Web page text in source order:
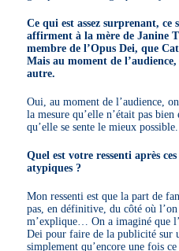
Ce qui est assez surprenant,
affirment à la mère de Janine
membre de l’Opus Dei, que
Mais au moment de
autre.
Oui, au moment de l’audience,
la mesure qu’elle n’était pas
qu’elle se sente le mieux possible.
Quel est votre ressenti après
atypiques ?
Mon ressenti est que la part de
pas, en définitive, du côté où l’on
m’explique… On a imaginé que
Dei pour faire de la publicité sur
simplement qu’encore une fois